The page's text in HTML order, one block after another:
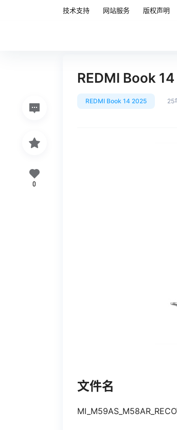
技术支持 网站服务 版权声明
REDMI Book
REDMI Book 14 2025 25
文件名
0